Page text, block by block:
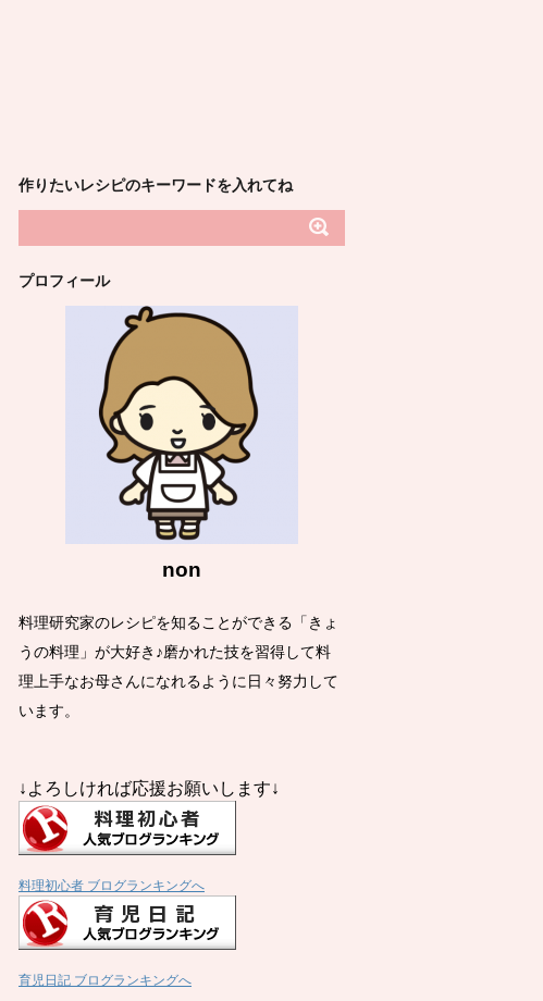
作りたいレシピのキーワードを入れてね
プロフィール
non
料理研究家のレシピを知ることができる「きょ
うの料理」が大好き♪磨かれた技を習得して料
理上手なお母さんになれるように日々努力して
います。
↓よろしければ応援お願いします↓
料理初心者 ブログランキングへ
育児日記 ブログランキングへ